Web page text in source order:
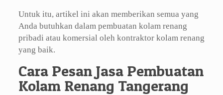
Untuk itu, artikel ini akan memberikan semua yang
Anda butuhkan dalam pembuatan kolam renang
pribadi atau komersial oleh kontraktor kolam renang
yang baik.
Cara Pesan Jasa Pembuatan
Kolam Renang Tangerang